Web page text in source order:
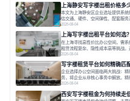
上海静安写字楼出租价格多
本文为上海静安区企业选址提供系
估交通、硬件、空间弹性、配套服
出打破固定工位思维，采用精装灵活
以说明。之后指出，专业运营服务商
价值、助力企业成长的关键。对于许
2026-08-04
上海写字楼出租平台如何选
在上海寻找高性价比办公空间，需
租赁流程复杂、隐性成本高等挑战
为例，其提供从空间到生态的解决方
业应明确自身需求，实地考察，选
空间，对于企业行政负责人、中小企
2026-08-04
写字楼租赁平台如何精确匹
企业选择办公空间面临两大挑战：
务，将企业从非核心事务中解放。
接；签约后则需构建覆盖硬件运维、
与个性化运营结合，以全国布局和产
力转变。在为企业寻找办公空间的过
2026-08-04
西安写字楼租金为何持续走